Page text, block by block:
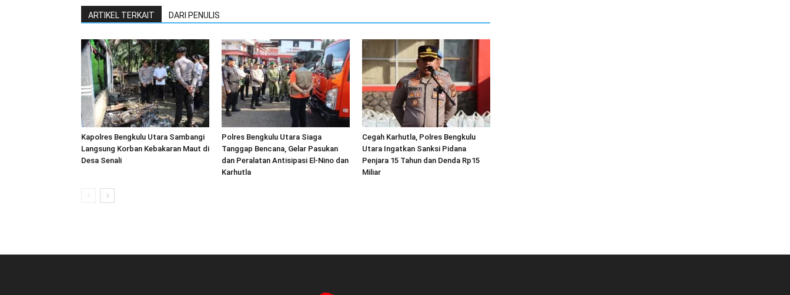
ARTIKEL TERKAIT DARI PENULIS
Kapolres Bengkulu Utara Sambangi
Langsung Korban Kebakaran Maut di
Desa Senali
Polres Bengkulu Utara Siaga
Tanggap Bencana, Gelar Pasukan
dan Peralatan Antisipasi El-Nino dan
Karhutla
Cegah Karhutla, Polres Bengkulu
Utara Ingatkan Sanksi Pidana
Penjara 15 Tahun dan Denda Rp15
Miliar